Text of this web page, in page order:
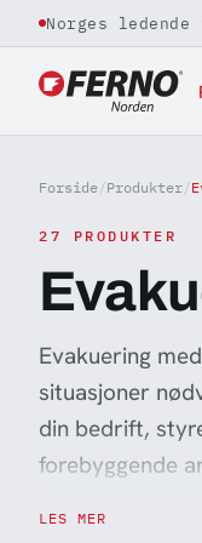
Jump
Norges
Forside/Produkter/
27 PRODUKTER
Evakuering
situasjoner
din bedrift,
forebyggende
LES MER